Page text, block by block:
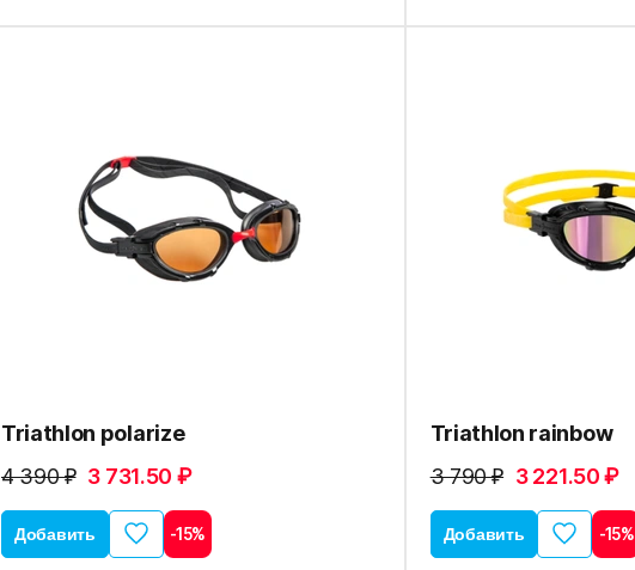
Triathlon polarize
4 390 ₽ 3 731.50 ₽
Добавить -15%
Triathlon rainbow
3 790 ₽ 3 221.50 ₽
Добавить -15%